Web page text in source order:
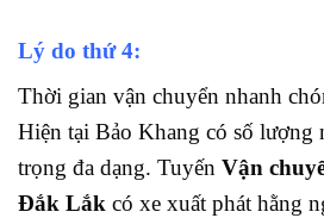
Lý do thứ 4:
Thời gian vận chuyển nhanh
Hiện tại Bảo Khang có số lượng
trọng đa dạng. Tuyến Vận
Đắk Lắk có xe xuất phát hằng